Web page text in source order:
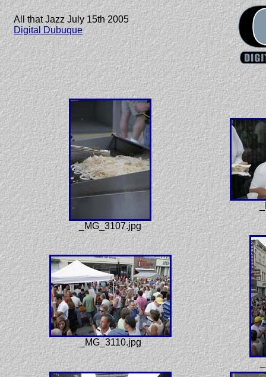
All that Jazz July 15th 2005
Digital Dubuque
_MG_3107.jpg
_MG_3110.jpg